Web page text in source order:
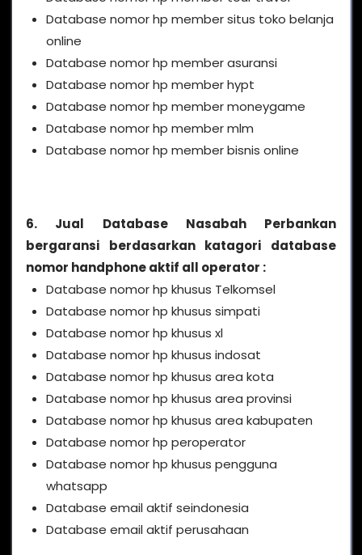
Database nomor hp member situs toko belanja
online
Database nomor hp member asuransi
Database nomor hp member hypt
Database nomor hp member moneygame
Database nomor hp member mlm
Database nomor hp member bisnis online
6. Jual Database Nasabah Perbankan
bergaransi berdasarkan katagori database
nomor handphone aktif all operator :
Database nomor hp khusus Telkomsel
Database nomor hp khusus simpati
Database nomor hp khusus xl
Database nomor hp khusus indosat
Database nomor hp khusus area kota
Database nomor hp khusus area provinsi
Database nomor hp khusus area kabupaten
Database nomor hp peroperator
Database nomor hp khusus pengguna
whatsapp
Database email aktif seindonesia
Database email aktif perusahaan